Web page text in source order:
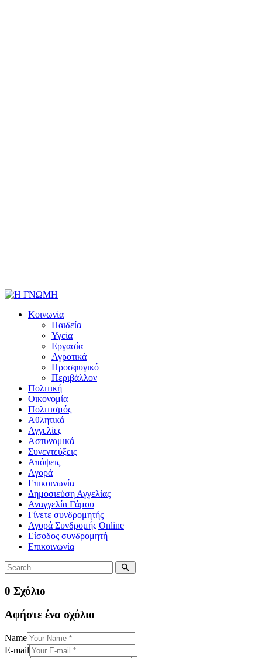
Κοινωνία
Παιδεία
Υγεία
Εργασία
Αγροτικά
Προσφυγικό
Περιβάλλον
Πολιτική
Οικονομία
Πολιτισμός
Αθλητικά
Αγγελίες
Αστυνομικά
Συνεντεύξεις
Απόψεις
Αγορά
Επικοινωνία
Δημοσιεύση Αγγελίας
Αναγγελία Γάμου
Γίνετε συνδρομητής
Αγορά Συνδρομής Online
Είσοδος συνδρομητή
Επικοινωνία
0 Σχόλιο
Αφήστε ένα σχόλιο
Name
E-mail